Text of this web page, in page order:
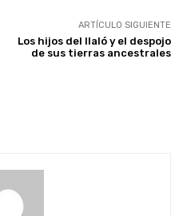
ARTÍCULO SIGUIENTE
Los hijos del Ilaló y el despojo
de sus tierras ancestrales